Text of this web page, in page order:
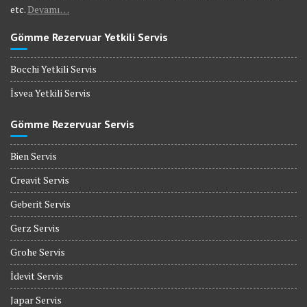
etc. Devamı…
Gömme Rezervuar Yetkili Servis
Bocchi Yetkili Servis
İsvea Yetkili Servis
Gömme Rezervuar Servis
Bien Servis
Creavit Servis
Geberit Servis
Gerz Servis
Grohe Servis
İdevit Servis
Japar Servis